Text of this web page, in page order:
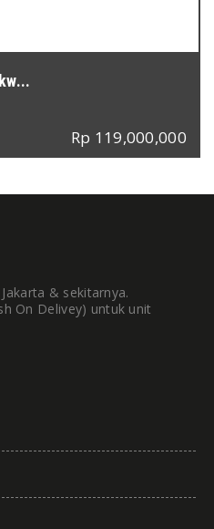
Rp 119,000,000
& sekitarnya.
On Delivey) untuk unit